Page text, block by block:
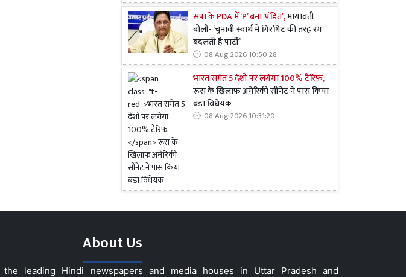
सपा के PDA में ‘P’ बना ‘पंडित’,मायावती
बोलीं- ‘चुनावी स्वार्थ में गिरगिट की तरह रंग
बदलती है पार्टी’
08 Aug 2026 10:50:28
भारत समेत 5 देशों पर लगेगा 100% टैरिफ,
रूस के खिलाफ अमेरिकी सीनेट ने पास किया
बड़ा विधेयक
08 Aug 2026 10:31:20
About Us
leading Hindi newspapers and media houses in Uttar Pradesh and